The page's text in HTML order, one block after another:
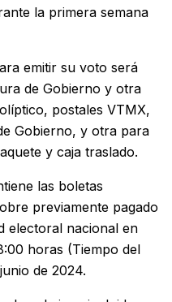
la primera semana
emitir su voto será
de Gobierno y otra
postales VTMX,
Gobierno, y otra para
y caja traslado.
las boletas
previamente pagado
electoral nacional en
horas (Tiempo del
de 2024.